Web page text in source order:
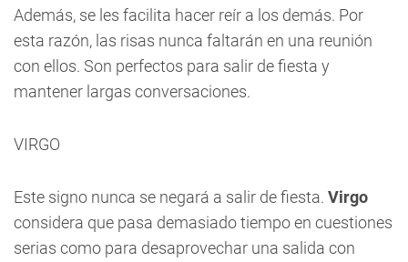
Además, se les facilita hacer reír a los demás. Por
esta razón, las risas nunca faltarán en una reunión
con ellos. Son perfectos para salir de fiesta y
mantener largas conversaciones.
VIRGO
Este signo nunca se negará a salir de fiesta. Virgo
considera que pasa demasiado tiempo en cuestiones
serias como para desaprovechar una salida con